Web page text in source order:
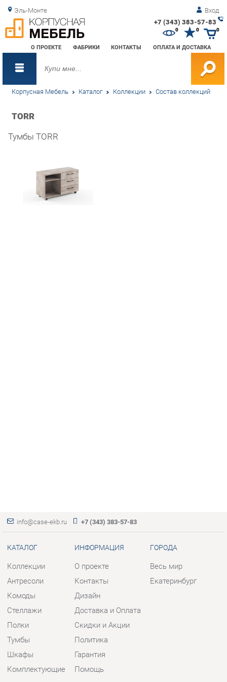
Эль-Монте Вход
+7 (343) 383-57-83
О ПРОЕКТЕ ФАБРИКИ КОНТАКТЫ ОПЛАТА И ДОСТАВКА
0 0
Корпусная Мебель Каталог Коллекции Состав коллекций
TORR
Тумбы TORR
КАТАЛОГ
Коллекции
Комоды
Стеллажи
Полки
Тумбы
Шкафы
Комплектующие
ИНФОРМАЦИЯ
О проекте
Дизайн
Доставка и Оплата
Скидки и Акции
Политика
Гарантия
Помощь
Весь мир
КОНТАКТЫ